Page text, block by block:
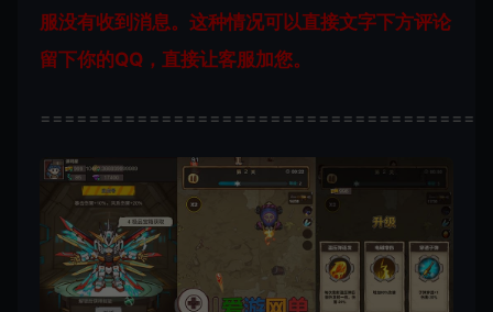
服没有收到消息。这种情况可以直接文字下方评论
留下你的QQ，直接让客服加您。